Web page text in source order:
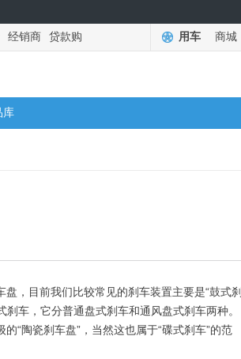
经销商 贷款购 用车 商城
库
目前我们比较常见的刹车装置主要是“鼓式刹
车，它分普通盘式刹车和通风盘式刹车两种。
“陶瓷刹车盘”，当然这也属于“碟式刹车”的范